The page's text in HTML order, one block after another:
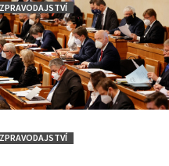
ZPRAVODAJSTVÍ
ZPRAVODAJSTVÍ